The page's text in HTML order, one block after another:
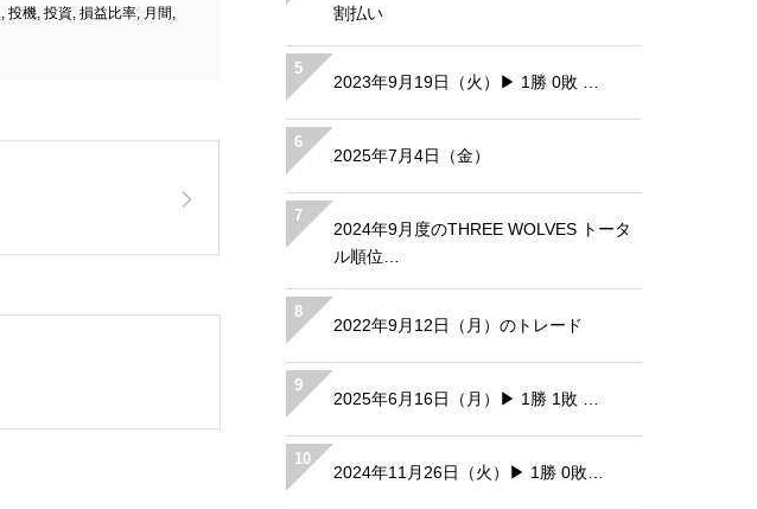
, 投機, 投資, 損益比率, 月間,
割払い
5
2023年9月19日（火）▶ 1勝 0敗 …
6
2025年7月4日（金）
7
2024年9月度のTHREE WOLVES トータ
ル順位…
8
2022年9月12日（月）のトレード
9
2025年6月16日（月）▶ 1勝 1敗 …
10
2024年11月26日（火）▶ 1勝 0敗…